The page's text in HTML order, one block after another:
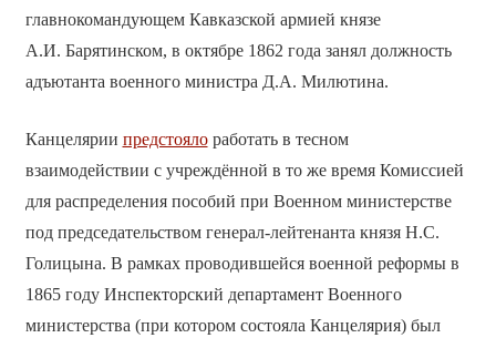
главнокомандующем Кавказской армией князе
А.И. Барятинском, в октябре 1862 года занял должность
адъютанта военного министра Д.А. Милютина.
Канцелярии предстоялоработать в тесном
взаимодействии с учреждённой в то же время Комиссией
для распределения пособий при Военном министерстве
под председательством генерал-лейтенанта князя Н.С.
Голицына. В рамках проводившейся военной реформы в
1865 году Инспекторский департамент Военного
министерства (при котором состояла Канцелярия) был